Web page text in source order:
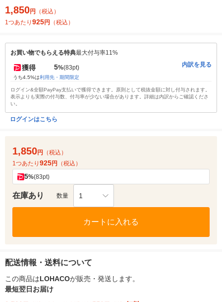
1,850円
（税込）
1つあたり 925円 （税込）
お買い物でもらえる特典最大付与率11%
獲得 5%(83pt)
うち4.5%は利用先・期間限定
内訳を見る
ログイン&全額PayPay支払いで獲得できます。原則として税抜金額に対し付与されます。
表示よりも実際の付与数、付与率が少ない場合があります。詳細は内訳からご確認くださ
い。
ログインはこちら
1,850円
（税込）
1つあたり 925円 （税込）
5%(83pt)
在庫あり 数量 1
カートに入れる
配送情報・送料について
この商品はLOHACOが販売・発送します。
最短翌日お届け